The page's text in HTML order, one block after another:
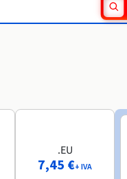
.EU
7,45 €+ IVA